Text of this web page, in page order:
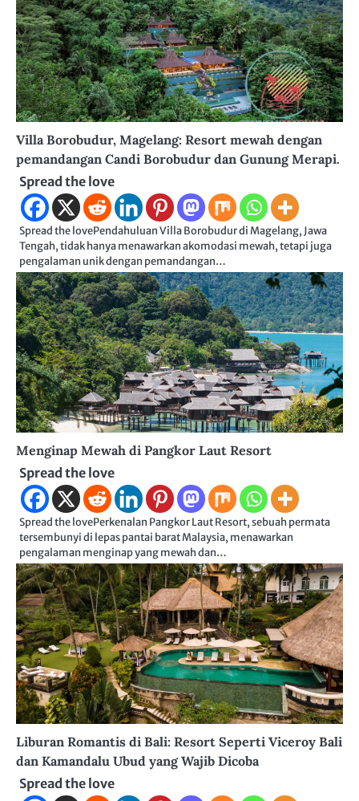
Villa Borobudur, Magelang: Resort mewah dengan
pemandangan Candi Borobudur dan Gunung Merapi.
Spread the love
Spread the lovePendahuluan Villa Borobudur di Magelang, Jawa
Tengah, tidak hanya menawarkan akomodasi mewah, tetapi juga
pengalaman unik dengan pemandangan…
Menginap Mewah di Pangkor Laut Resort
Spread the love
Spread the lovePerkenalan Pangkor Laut Resort, sebuah permata
tersembunyi di lepas pantai barat Malaysia, menawarkan
pengalaman menginap yang mewah dan…
Liburan Romantis di Bali: Resort Seperti Viceroy Bali
dan Kamandalu Ubud yang Wajib Dicoba
Spread the love